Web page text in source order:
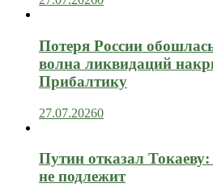
Потеря России
волна ликвидаций
Прибалтику
27.07.20260
Путин отказал
не подлежит